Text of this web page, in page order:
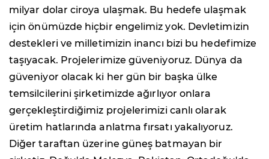
milyar dolar ciroya ulaşmak. Bu hedefe ulaşmak
için önümüzde hiçbir engelimiz yok. Devletimizin
destekleri ve milletimizin inancı bizi bu hedefimize
taşıyacak. Projelerimize güveniyoruz. Dünya da
güveniyor olacak ki her gün bir başka ülke
temsilcilerini şirketimizde ağırlıyor onlara
gerçekleştirdiğimiz projelerimizi canlı olarak
üretim hatlarında anlatma fırsatı yakalıyoruz.
Diğer taraftan üzerine güneş batmayan bir